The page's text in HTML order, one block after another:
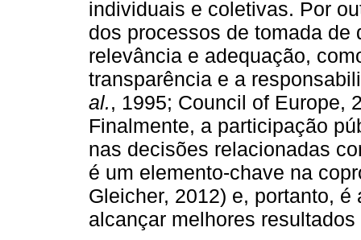
individuais e coletivas. Por
dos processos de tomada
relevância e adequação,
transparência e a
al., 1995; Council of Europe,
Finalmente, a participação
nas decisões relacionadas
é um elemento-chave na
Gleicher, 2012) e, portanto,
alcançar melhores